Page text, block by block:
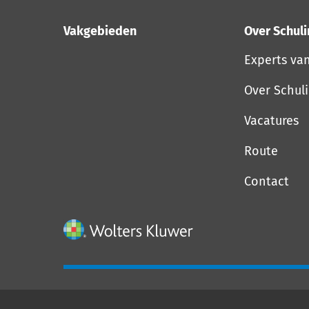
Vakgebieden
Over
Experts
Over
Vacatures
Route
Contact